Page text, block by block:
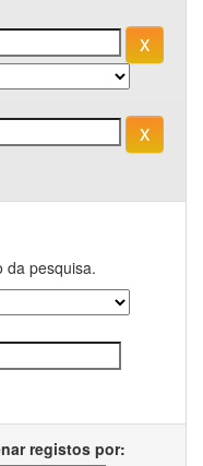
da pesquisa.
registos por: